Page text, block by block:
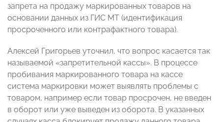
запрета на продажу маркированных товаров на
основании данных из ГИС МТ (идентификация
просроченного или контрафактного товара).
Алексей Григорьев уточнил, что вопрос касается так
называемой «запретительной кассы». В процессе
пробивания маркированного товара на кассе
система маркировки может выявлять проблемы с
товаром, например если товар просрочен, не введен
в оборот или уже выведен из оборота. В указанных